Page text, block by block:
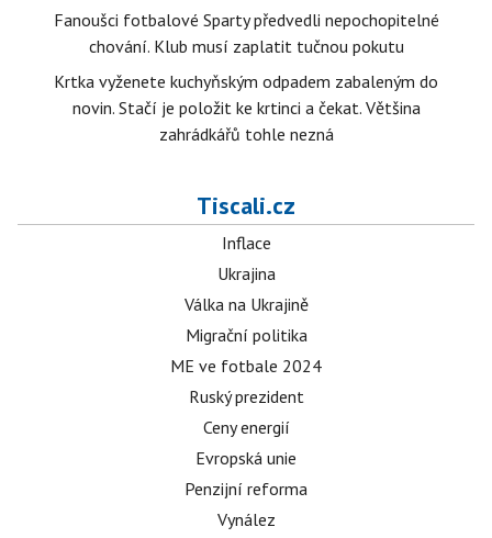
Fanoušci fotbalové Sparty předvedli nepochopitelné
chování. Klub musí zaplatit tučnou pokutu
Krtka vyženete kuchyňským odpadem zabaleným do
novin. Stačí je položit ke krtinci a čekat. Většina
zahrádkářů tohle nezná
Tiscali.cz
Inflace
Ukrajina
Válka na Ukrajině
Migrační politika
ME ve fotbale 2024
Ruský prezident
Ceny energií
Evropská unie
Penzijní reforma
Vynález